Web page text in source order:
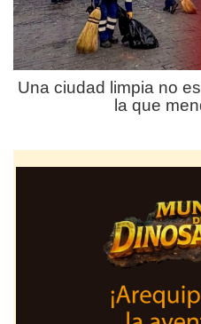
Una ciudad limpia no
la que